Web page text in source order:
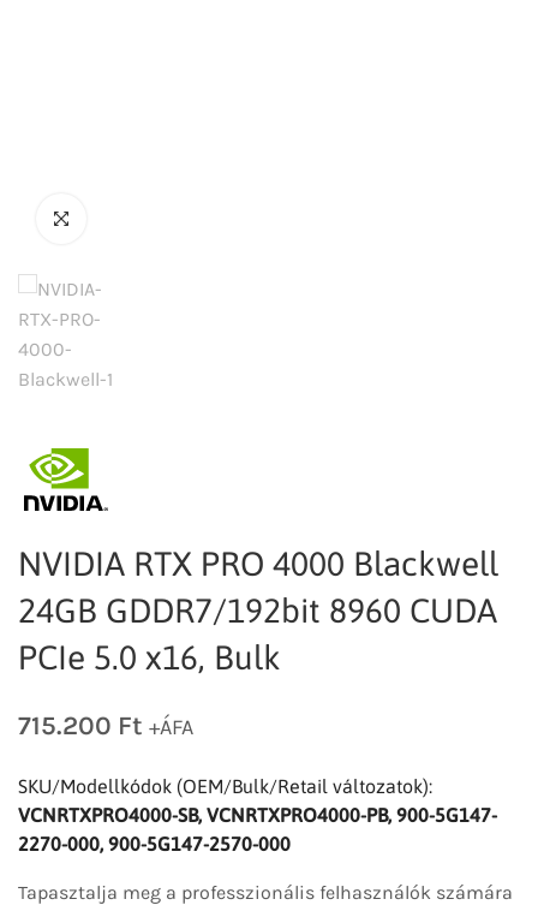
NVIDIA RTX PRO 4000 Blackwell
24GB GDDR7/192bit 8960 CUDA
PCIe 5.0 x16, Bulk
715.200 Ft +ÁFA
SKU/Modellkódok (OEM/Bulk/Retail változatok):
VCNRTXPRO4000-SB, VCNRTXPRO4000-PB, 900-5G147-
2270-000, 900-5G147-2570-000
Tapasztalja meg a professzionális felhasználók számára